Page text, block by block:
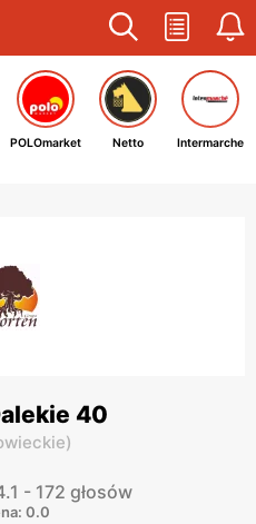
POLOmarket Netto Intermarche
40
)
- 172 głosów
0.0